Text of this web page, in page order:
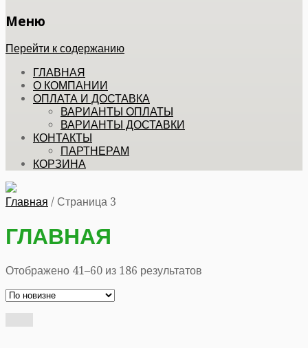
Меню
Перейти к содержанию
ГЛАВНАЯ
О КОМПАНИИ
ОПЛАТА И ДОСТАВКА
ВАРИАНТЫ ОПЛАТЫ
ВАРИАНТЫ ДОСТАВКИ
КОНТАКТЫ
ПАРТНЕРАМ
КОРЗИНА
Главная / Страница 3
ГЛАВНАЯ
Отображено 41–60 из 186 результатов